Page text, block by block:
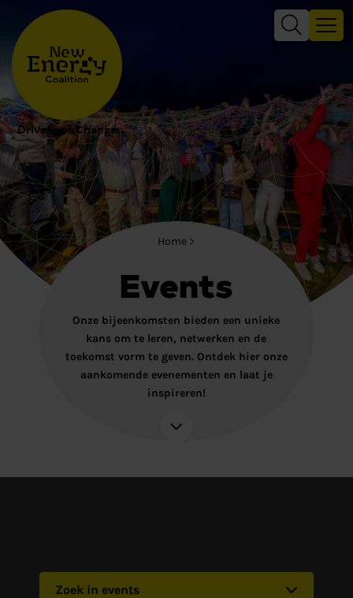
Drivers of Change
Home
Events
Onze bijeenkomsten bieden een unieke
kans om te leren, netwerken en de
toekomst vorm te geven. Ontdek hier onze
aankomende evenementen en laat je
inspireren!
Zoek in events